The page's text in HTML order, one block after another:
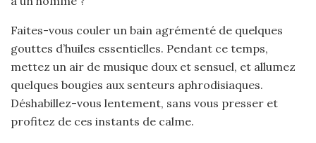
Faites-vous couler un bain agrémenté de quelques
gouttes d’huiles essentielles. Pendant ce temps,
mettez un air de musique doux et sensuel, et allumez
quelques bougies aux senteurs aphrodisiaques.
Déshabillez-vous lentement, sans vous presser et
profitez de ces instants de calme.